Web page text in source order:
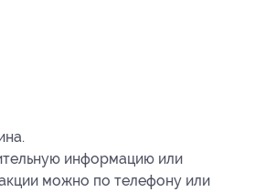
информацию или
можно по телефону или